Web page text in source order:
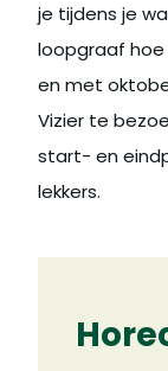
je tijdens je
loopgraaf hoe
en met
Vizier te
start- en
lekkers.